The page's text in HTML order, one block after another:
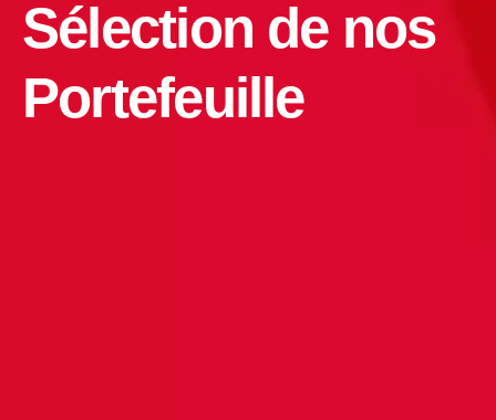
Sélection de nos
Portefeuille